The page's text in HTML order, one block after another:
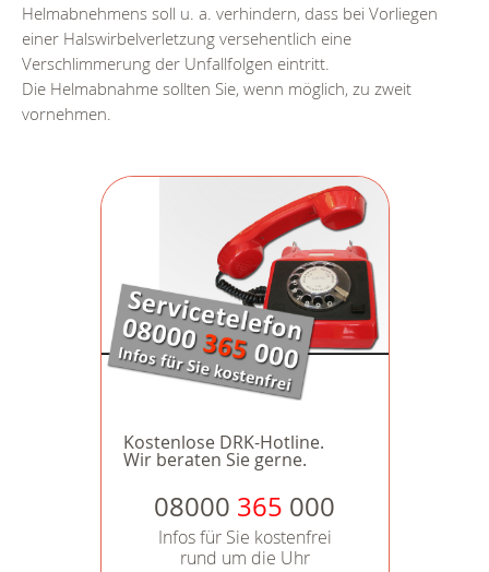
Helmabnehmens soll u. a. verhindern, dass bei Vorliegen
einer Halswirbelverletzung versehentlich eine
Verschlimmerung der Unfallfolgen eintritt.
Die Helmabnahme sollten Sie, wenn möglich, zu zweit
vornehmen.
Kostenlose DRK-Hotline.
Wir beraten Sie gerne.
08000 365 000
Infos für Sie kostenfrei
rund um die Uhr